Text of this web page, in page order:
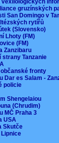
gruzínských
San Domingo v
rytířů
(Slovensko)
Lhoty (FM)
(FM)
Zanzibaru
strany Tanzanie
fronty
Dar es Salam -
policie
Shengelaiou
(Chrudim)
MČ Praha 3
USA
Skutče
Lipnice